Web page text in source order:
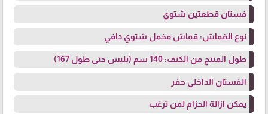
فستان قطعتين شتوي
نوع القماش: قماش مخمل شتوي دافي
طول المنتج من الكتف: 140 سم (بلبس حتى طول 167)
الفستان الداخلي حفر
يمكن ازالة الحزام لمن ترغب